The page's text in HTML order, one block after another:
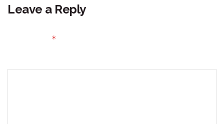
Leave a Reply
*